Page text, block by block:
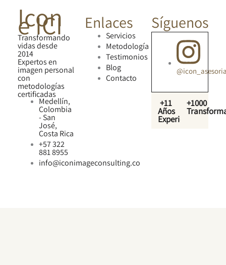
Icon
e ICI
Transformando
vidas desde
2014
Expertos en
imagen personal
con
metodologías
certificadas
Medellín,
Colombia
- San
José,
Costa Rica
+57 322
881 8955
info@iconimageconsulting.co
Enlaces
Servicios
Metodología
Testimonios
Blog
Contacto
Síguenos
+11
Años
Experiencia
+1000